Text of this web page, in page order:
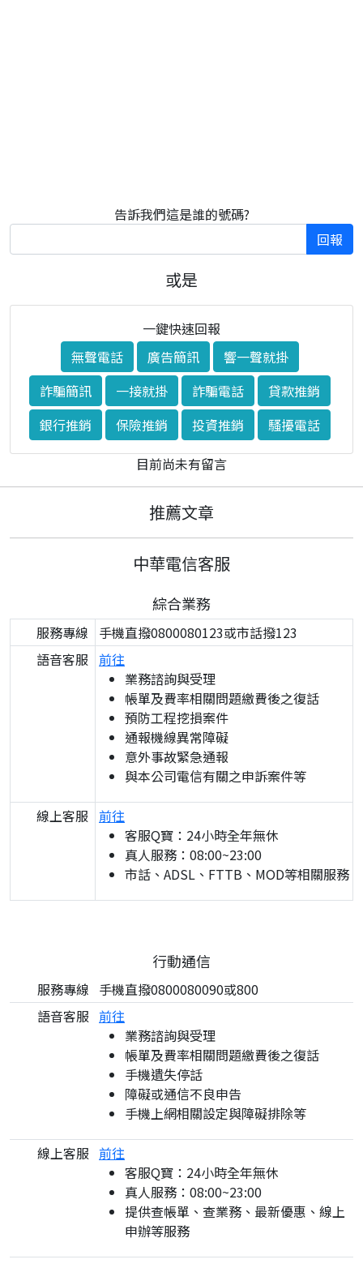
告訴我們這是誰的號碼?
回報
或是
一鍵快速回報
無聲電話
廣告簡訊
響一聲就掛
詐騙簡訊
一接就掛 詐騙電話
貸款推銷
銀行推銷
保險推銷 投資推銷
騷擾電話
目前尚未有留言
推薦文章
中華電信客服
綜合業務
服務專線
手機直撥0800080123或市話撥123
語音客服 前往
業務諮詢與受理
帳單及費率相關問題繳費後之復話
預防工程挖損案件
通報機線異常障礙
意外事故緊急通報
與本公司電信有關之申訴案件等
線上客服 前往
客服Q寶：24小時全年無休
真人服務：08:00~23:00
市話、ADSL、FTTB、MOD等相關服務
行動通信
服務專線 手機直撥0800080090或800
語音客服 前往
業務諮詢與受理
帳單及費率相關問題繳費後之復話
手機遺失停話
障礙或通信不良申告
手機上網相關設定與障礙排除等
線上客服 前往
客服Q寶：24小時全年無休
真人服務：08:00~23:00
提供查帳單、查業務、最新優惠、線上
申辦等服務